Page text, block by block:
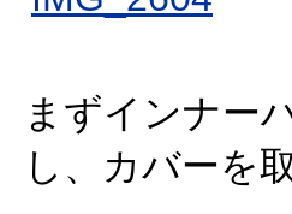
まずインナー
し、カバーを